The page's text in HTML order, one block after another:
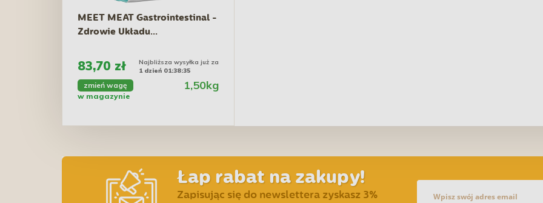
MEET MEAT Gastrointestinal -
Zdrowie Układu...
83,70 zł
Najbliższa wysyłka już za
1 dzień 01:38:34
zmień wagę 1,50kg
w magazynie
Łap rabat na zakupy!
Zapisując się do newslettera zyskasz 3%